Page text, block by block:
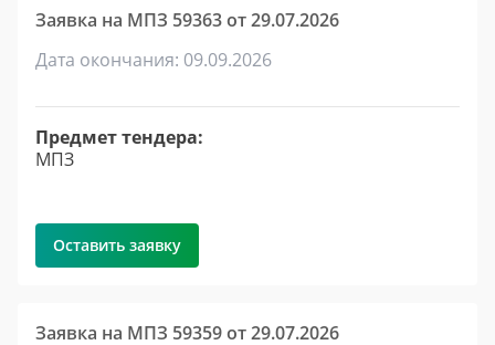
Заявка на МПЗ 59363 от 29.07.2026
Дата окончания: 09.09.2026
Предмет тендера:
МПЗ
Оставить заявку
Заявка на МПЗ 59359 от 29.07.2026